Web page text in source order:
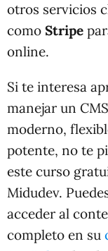
otros servicios
como Stripe
online.
Si te interesa
manejar un CMS
moderno,
potente, no te
este curso
Midudev.
acceder al
completo en su